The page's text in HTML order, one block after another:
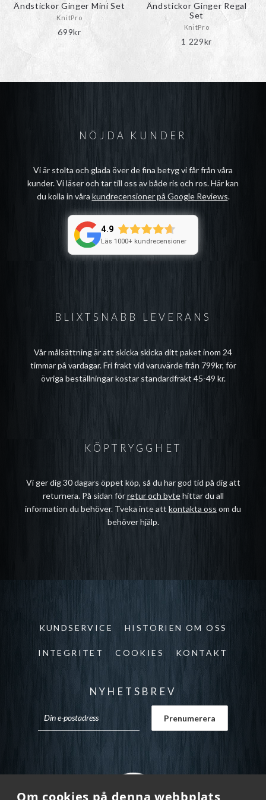
Om cookies på denna webbplats
Ändstickor Ginger Mini Set
KnitPro
699kr
Ändstickor Ginger Regal
Set
KnitPro
1 229kr
BLIXTSNABB LEVERANS
Vår målsättning är att skicka skicka ditt paket inom 24
timmar på vardagar. Fri frakt vid varuvärde från 799kr, för
övriga beställningar kostar standardfrakt 45-49 kr.
NÖJDA KUNDER
Vi är stolta och glada över de fina betyg vi får från våra
kunder. Vi läser och tar till oss av både ris och ros. Här kan
du kolla in våra kundrecensioner på Google Reviews.
4.9
Läs 1000+ kundrecensioner
KÖPTRYGGHET
Vi ger dig 30 dagars öppet köp, så du har god tid på dig att
returnera. På sidan förretur och bytehittar du all
information du behöver. Tveka inte att kontakta oss om du
behöver hjälp.
KUNDSERVICE HISTORIEN OM OSS
INTEGRITET COOKIES KONTAKT
NYHETSBREV